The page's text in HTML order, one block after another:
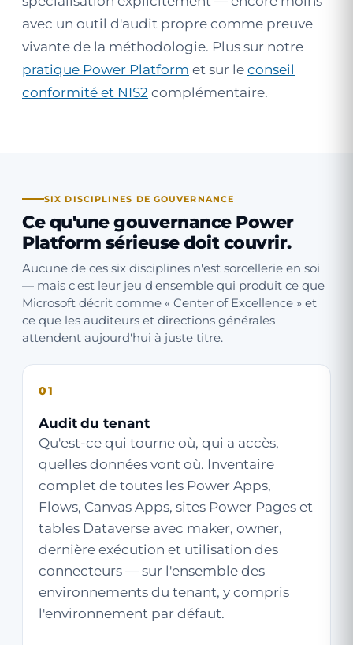
avec un outil d'audit propre comme preuve
vivante de la méthodologie. Plus sur notre
pratique Power Platform et sur le conseil
conformité et NIS2 complémentaire.
SIX DISCIPLINES DE GOUVERNANCE
Ce qu'une gouvernance Power
Platform sérieuse doit couvrir.
Aucune de ces six disciplines n'est sorcellerie en soi
— mais c'est leur jeu d'ensemble qui produit ce que
Microsoft décrit comme « Center of Excellence » et
ce que les auditeurs et directions générales
attendent aujourd'hui à juste titre.
01
Audit du tenant
Qu'est-ce qui tourne où, qui a accès,
quelles données vont où. Inventaire
complet de toutes les Power Apps,
Flows, Canvas Apps, sites Power Pages et
tables Dataverse avec maker, owner,
dernière exécution et utilisation des
connecteurs — sur l'ensemble des
environnements du tenant, y compris
l'environnement par défaut.